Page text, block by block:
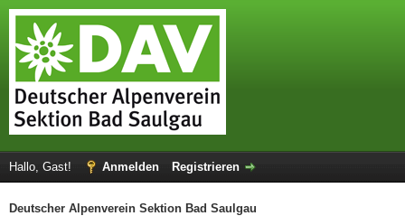
Hallo, Gast! Anmelden Registrieren
Deutscher Alpenverein Sektion Bad Saulgau